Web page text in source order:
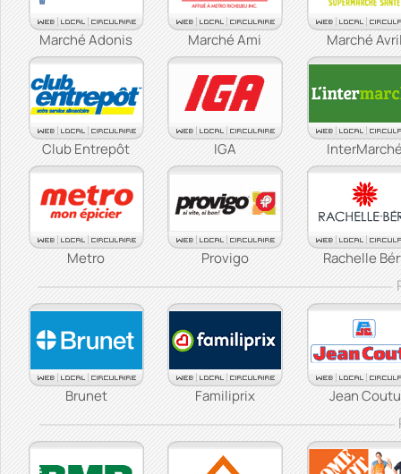
Marché Adonis Marché Ami Marché
Club Entrepôt IGA
Metro Provigo Rachelle
Brunet Familiprix Jean Coutu